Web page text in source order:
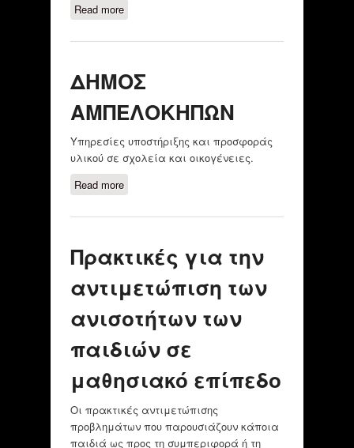
Read moreabout ΚΟΙΝΩΝΙΚΗ ΥΠΗΡΕΣΙΑ
ΘΕΣΣΑΛΟΝΙΚΗΣ
ΔΗΜΟΣ
ΑΜΠΕΛΟΚΗΠΩΝ
Υπηρεσίες υποστήριξης και προσφοράς
υλικού σε σχολεία και οικογένειες.
Read moreabout ΔΗΜΟΣ ΑΜΠΕΛΟΚΗΠΩΝ
Πρακτικές για την
αντιμετώπιση των
ανισοτήτων των
παιδιών σε
μαθησιακό επίπεδο
Οι πρακτικές αντιμετώπισης
προβλημάτων που παρουσιάζουν κάποια
παιδιά ως προς τη συμπεριφορά ή τη